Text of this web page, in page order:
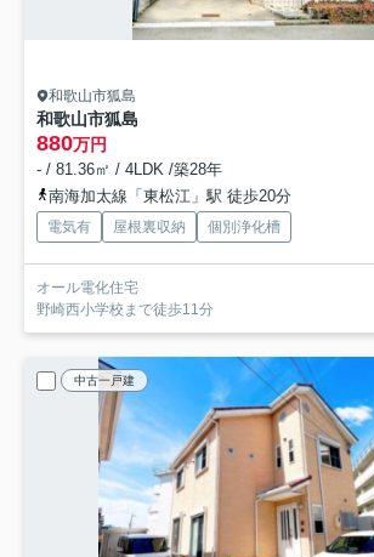
和歌山市狐島
和歌山市狐島
880万円
- / 81.36㎡ / 4LDK /築28年
南海加太線「東松江」駅 徒歩20分
電気有 屋根裏収納 個別浄化槽
オール電化住宅
野崎西小学校まで徒歩11分
中古一戸建